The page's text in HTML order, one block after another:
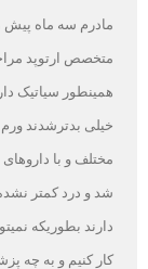
مادرم سه ماه پیش
خیلی بدترشدند ورم
مختلف و با
شد و درد کمتر
دارند بطوریکه
کار کنیم و به چه